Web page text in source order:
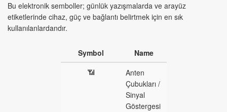
Bu elektronik semboller; günlük yazışmalarda ve arayüz
etiketlerinde cihaz, güç ve bağlantı belirtmek için en sık
kullanılanlardandır.
Symbol
Name
📶
Anten
Çubukları /
Sinyal
Göstergesi